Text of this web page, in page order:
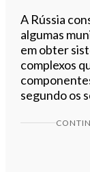
A Rússia
algumas
em obter
complexos
segundo os